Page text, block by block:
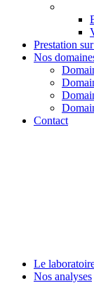
Prestation
Nos
Contact
Le
Nos analyses